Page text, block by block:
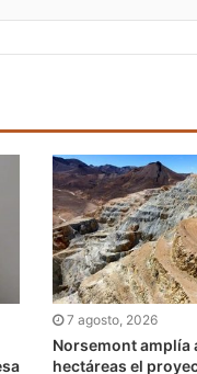
7 agosto, 2026
Norsemont amplía
hectáreas el